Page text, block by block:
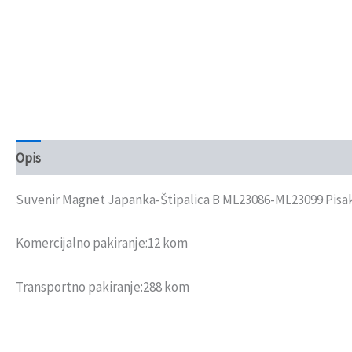
Opis
Suvenir Magnet Japanka-Štipalica B ML23086-ML23099
Komercijalno pakiranje:12 kom
Transportno pakiranje:288 kom